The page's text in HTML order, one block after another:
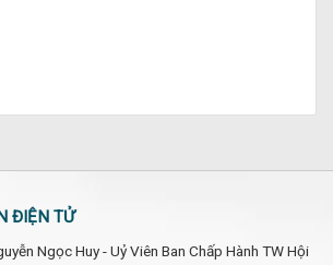
ĐIỆN TỬ
Ngọc Huy - Uỷ Viên Ban Chấp Hành TW Hội